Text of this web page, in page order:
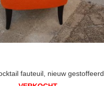
fauteuil, nieuw gestoffeerd